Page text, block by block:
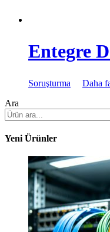
Entegre
Soruşturma
Daha
Ara
Yeni Ürünler